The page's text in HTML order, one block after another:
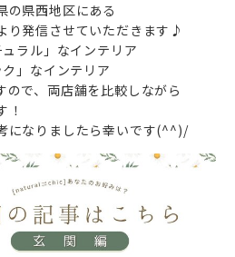
の県西地区にある
り発信させていただきます♪
ラル」なインテリア
」なインテリア
ので、両店舗を比較しながら
！
になりましたら幸いです(^^)/